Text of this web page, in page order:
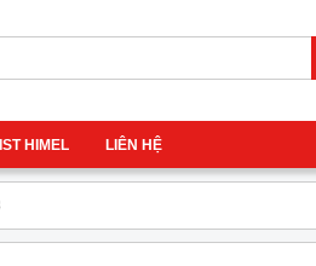
HIMEL LIÊN HỆ